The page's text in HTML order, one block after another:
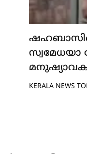
KERALA NEWS